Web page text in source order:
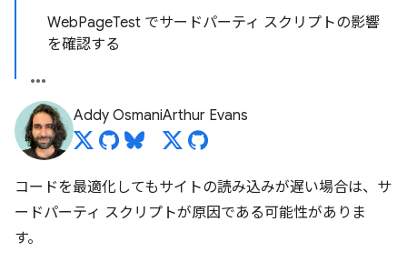
WebPageTest でサードパーティ スクリプトの影響
を確認する
Addy OsmaniArthur Evans
コードを最適化してもサイトの読み込みが遅い場合は、サ
ードパーティ スクリプトが原因である可能性がありま
す。